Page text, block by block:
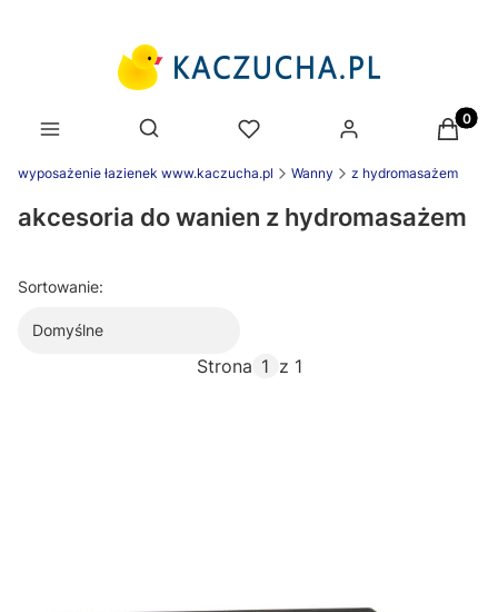
Otwórz wyszukiwarkę
wyposażenie łazienek www.kaczucha.pl Wanny z hydromasażem
akcesoria do wanien z hydromasażem
Sortowanie:
Domyślne
Strona z 1